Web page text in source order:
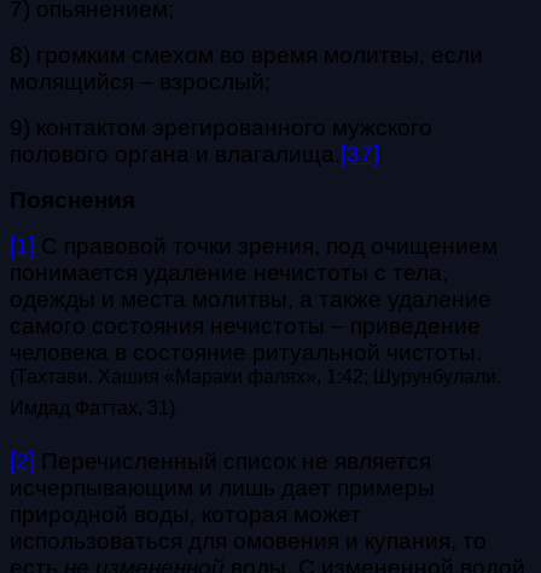
7) опьянением;
8) громким смехом во время молитвы, если
молящийся – взрослый;
9) контактом эрегированного мужского
полового органа и влагалища.[37]
Пояснения
[1] С правовой точки зрения, под очищением
понимается удаление нечистоты с тела,
одежды и места молитвы, а также удаление
самого состояния нечистоты – приведение
человека в состояние ритуальной чистоты.
(Тахтави. Хашия «Мараки фалях», 1:42; Шурунбулали.
Имдад Фаттах, 31)
[2] Перечисленный список не является
исчерпывающим и лишь дает примеры
природной воды, которая может
использоваться для омовения и купания, то
есть не измененной воды. С измененной водой